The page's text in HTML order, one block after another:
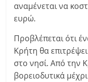
αναμένεται να
ευρώ.
Προβλέπεται ότι
Κρήτη θα
στο νησί. Από την
βορειοδυτικά